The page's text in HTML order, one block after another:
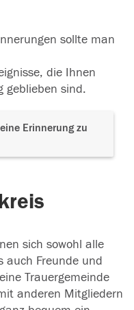
sollte man
die Ihnen
geblieben sind.
Erinnerung zu
sich sowohl alle
auch Freunde und
Trauergemeinde
anderen Mitgliedern